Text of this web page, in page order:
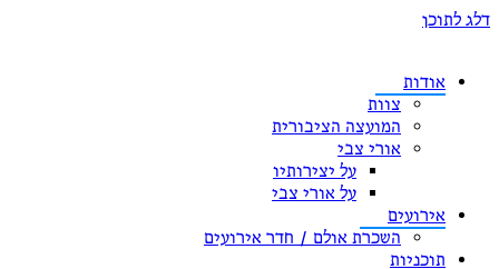
דלג לתוכן
אודות
צוות
המועצה הציבורית
אורי צבי
על יצירותיו
על אורי צבי
אירועים
השכרת אולם / חדר אירועים
תוכניות